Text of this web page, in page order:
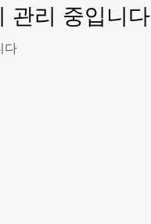
관리 중입니다
다